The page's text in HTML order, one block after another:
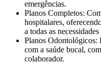
emergências.
Planos Completos:
hospitalares,
a todas as necessidades
Planos Odontológicos:
com a saúde bucal,
colaborador.